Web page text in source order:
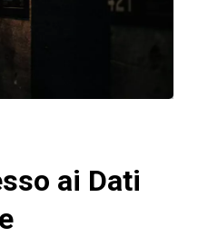
ai Dati